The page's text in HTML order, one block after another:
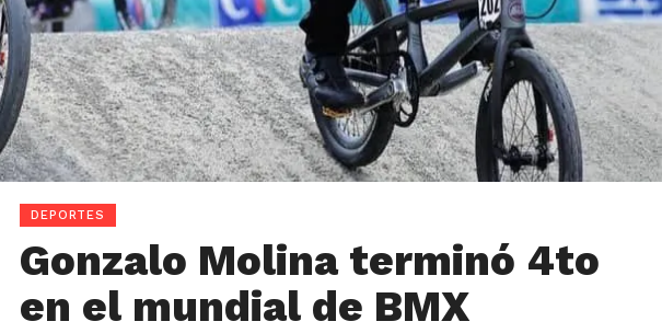
DEPORTES
Gonzalo Molina terminó 4to
en el mundial de BMX